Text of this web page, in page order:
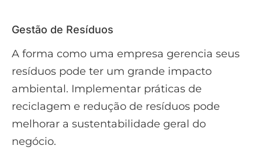
Gestão de Resíduos
A forma como uma empresa gerencia seus
resíduos pode ter um grande impacto
ambiental. Implementar práticas de
reciclagem e redução de resíduos pode
melhorar a sustentabilidade geral do
negócio.